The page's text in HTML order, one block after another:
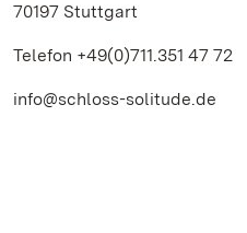
70197 Stuttgart
Telefon +49(0)711.351 47 72
info@schloss-solitude.de